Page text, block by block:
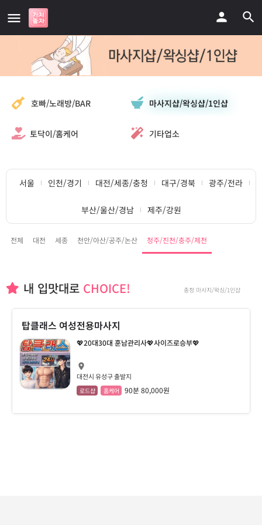
호빠/노래방/BAR 마사지샵/왁싱샵/1인샵
토닥이/홈케어 기타업소
서울 인천/경기 대전/세종/충청 대구/경북 광주/전라
부산/울산/경남 제주/강원
전체 대전 세종 천안/아산/공주/논산 청주/진천/충주/제천
내 입맛대로 CHOICE! 충청 마사지/왁싱/1인샵
탑클래스 여성전용마사지
💖20대30대 훈남관리사💖사이즈로승부💖
대전시 유성구 출발지
로드샵 홈케어 90분 80,000원